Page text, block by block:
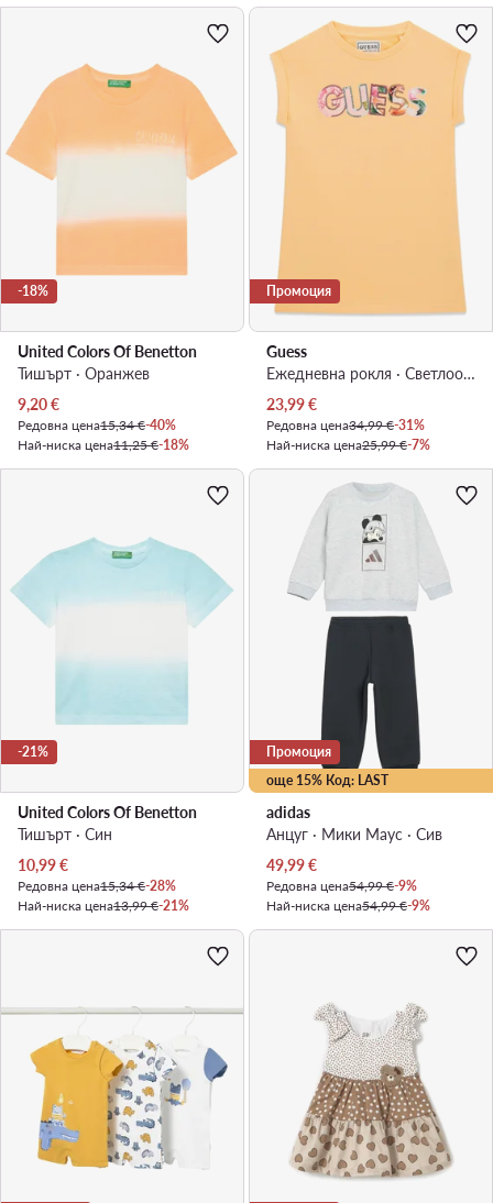
-18%
United Colors Of Benetton
Тишърт · Оранжев
Актуална цена
9,20€
Редовна цена15,34 €-40%
Най-ниска цена11,25 €-18%
Промоция
Guess
Ежедневна рокля · Светлооранжев
Актуална цена
23,99€
Редовна цена34,99 €-31%
Най-ниска цена25,99 €-7%
-21%
United Colors Of Benetton
Тишърт · Син
Актуална цена
10,99€
Редовна цена15,34 €-28%
Най-ниска цена13,99 €-21%
още 15% Код: LAST
Промоция
adidas
Анцуг · Мики Маус · Сив
Актуална цена
49,99€
Редовна цена54,99 €-9%
Най-ниска цена54,99 €-9%